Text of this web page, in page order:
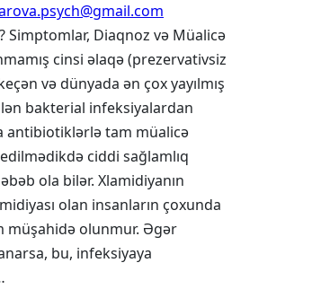
Simptomlar, Diaqnoz və Müalicə
cinsi əlaqə (prezervativsiz
və dünyada ən çox yayılmış
bakterial infeksiyalardan
antibiotiklərlə tam müalicə
ciddi sağlamlıq
ola bilər. Xlamidiyanın
olan insanların çoxunda
müşahidə olunmur. Əgər
bu, infeksiyaya